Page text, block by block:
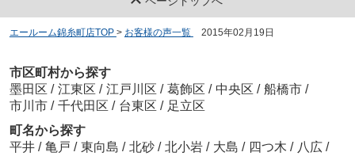
エールーム錦糸町店TOP > お客様の声一覧 2015年02月19日
市区町村から探す
墨田区 / 江東区 / 江戸川区 / 葛飾区 / 中央区 / 船橋市 /
市川市 / 千代田区 / 台東区 / 足立区
町名から探す
平井 / 亀戸 / 東向島 / 北砂 / 北小岩 / 大島 / 四つ木 / 八広 /